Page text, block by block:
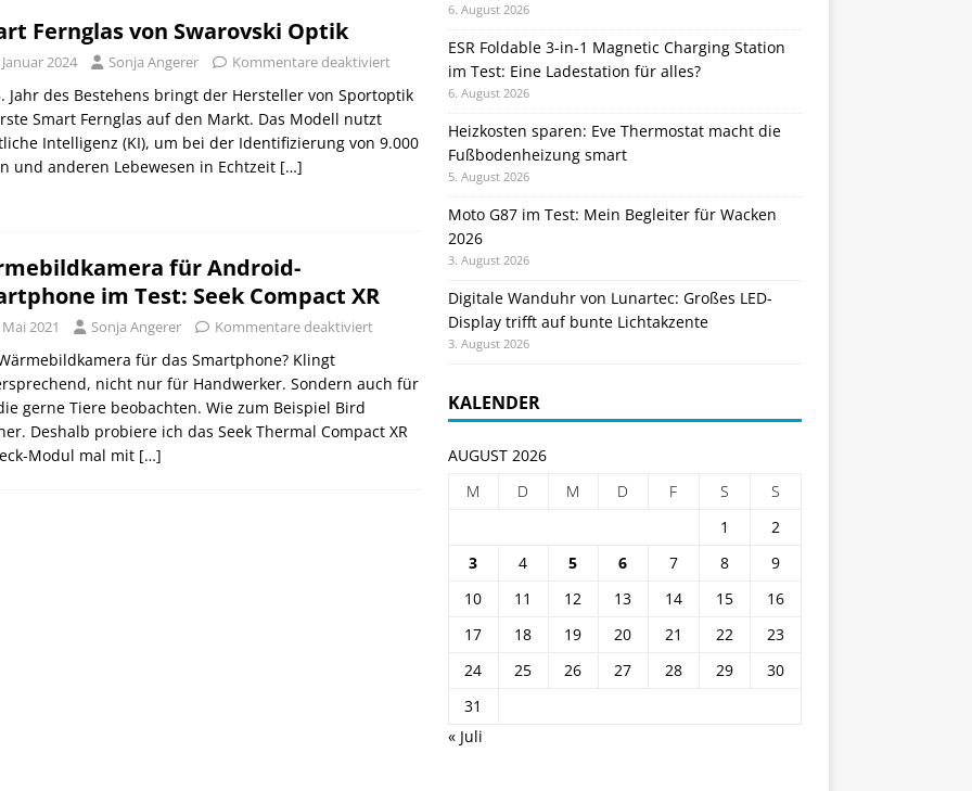
von Lunartec: Großes LED-Display trifft auf bunte
Back to School 2026 startet am 17. August ALLGEMEIN
Fernglas von Swarovski Optik
Januar 2024 Sonja Angerer Kommentare deaktiviert
Jahr des Bestehens bringt der Hersteller von Sportoptik
Smart Fernglas auf den Markt. Das Modell nutzt
Intelligenz (KI), um bei der Identifizierung von 9.000
und anderen Lebewesen in Echtzeit […]
für Android-
im Test: Seek Compact XR
Mai 2021 Sonja Angerer Kommentare deaktiviert
für das Smartphone? Klingt
nicht nur für Handwerker. Sondern auch für
gerne Tiere beobachten. Wie zum Beispiel Bird
Deshalb probiere ich das Seek Thermal Compact XR
Modul mal mit […]
6. August 2026
ESR Foldable 3-in-1 Magnetic Charging Station
im Test: Eine Ladestation für alles?
6. August 2026
Heizkosten sparen: Eve Thermostat macht die
Fußbodenheizung smart
5. August 2026
Moto G87 im Test: Mein Begleiter für Wacken
2026
3. August 2026
Digitale Wanduhr von Lunartec: Großes LED-
Display trifft auf bunte Lichtakzente
3. August 2026
KALENDER
AUGUST 2026
M
D M D F S
S
1
2
3
4 5 6 7 8
9
10
11 12 13 14 15
16
17
18 19 20 21 22
23
24
25 26 27 28 29
30
31
« Juli